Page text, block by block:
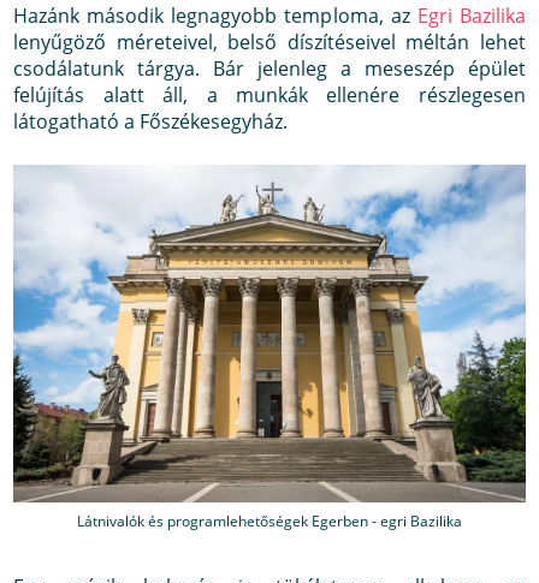
Hazánk második legnagyobb temploma, az Egri Bazilika
lenyűgöző méreteivel, belső díszítéseivel méltán lehet
csodálatunk tárgya. Bár jelenleg a meseszép épület
felújítás alatt áll, a munkák ellenére részlegesen
látogatható a Főszékesegyház.
Látnivalók és programlehetőségek Egerben - egri Bazilika